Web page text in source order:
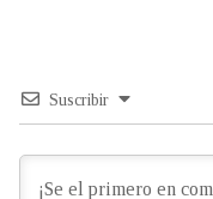
Suscribir